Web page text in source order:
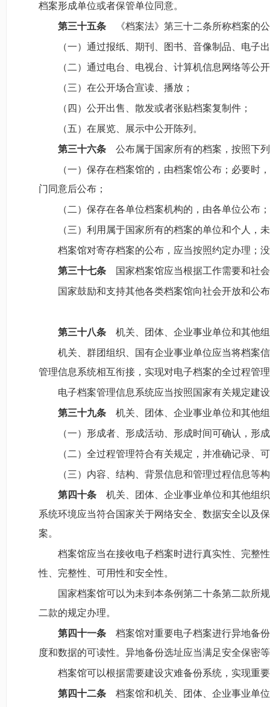
档案形成单位或者保管单位同意。
第三十五条 《档案法》第三十二条所称档案的
（一）通过报纸、期刊、图书、音像制品、电子
（二）通过电台、电视台、计算机信息网络等公
（三）在公开场合宣读、播放；
（四）公开出售、散发或者张贴档案复制件；
（五）在展览、展示中公开陈列。
第三十六条 公布属于国家所有的档案，按照下
（一）保存在档案馆的，由档案馆公布；必要
门同意后公布；
（二）保存在各单位档案机构的，由各单位公布
（三）利用属于国家所有的档案的单位和个人，
档案馆对寄存档案的公布，应当按照约定办理；
第三十七条 国家档案馆应当根据工作需要和社
国家鼓励和支持其他各类档案馆向社会开放和公
第三十八条 机关、团体、企业事业单位和其他
机关、群团组织、国有企业事业单位应当将档案
管理信息系统相互衔接，实现对电子档案的全过程管
电子档案管理信息系统应当按照国家有关规定建
第三十九条 机关、团体、企业事业单位和其他
（一）形成者、形成活动、形成时间可确认，形
（二）全过程管理符合有关规定，并准确记录、
（三）内容、结构、背景信息和管理过程信息等
第四十条 机关、团体、企业事业单位和其他组
系统环境应当符合国家关于网络安全、数据安全以及
案。
档案馆应当在接收电子档案时进行真实性、完整
性、完整性、可用性和安全性。
国家档案馆可以为未到本条例第二十条第二款所
二款的规定办理。
第四十一条 档案馆对重要电子档案进行异地备
度和数据的可读性。异地备份选址应当满足安全保密
档案馆可以根据需要建设灾难备份系统，实现重
第四十二条 档案馆和机关、团体、企业事业单